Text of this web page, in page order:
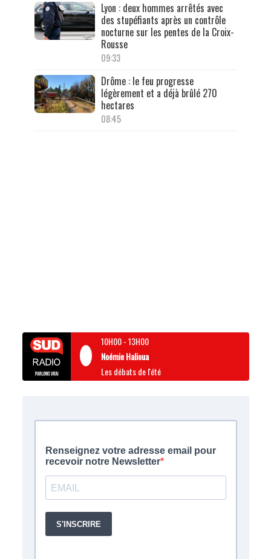
Lyon : deux hommes arrêtés avec
des stupéfiants après un contrôle
nocturne sur les pentes de la Croix-
Rousse
09:33
Drôme : le feu progresse
légèrement et a déjà brûlé 270
hectares
08:45
10H00-13H00
Noémie Halioua
Les débats de l'été